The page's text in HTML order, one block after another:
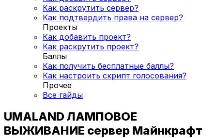
Как раскрутить сервер?
Как подтвердить права на сервер?
Проекты
Как добавить проект?
Как раскрутить проект?
Баллы
Как получить бесплатные баллы?
Как настроить скрипт голосования?
Прочее
Все гайды
UMALAND ЛАМПОВОЕ
ВЫЖИВАНИЕ сервер Майнкрафт